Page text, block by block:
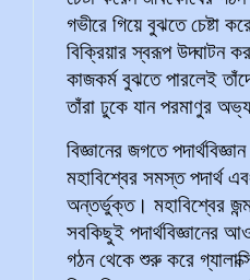
গভীরে গিয়ে বুঝতে চেষ্টা
বিক্রিয়ার স্বরূপ উদ্ঘাটন
কাজকর্ম বুঝতে পারলেই
তাঁরা ঢুকে যান পরমাণুর
বিজ্ঞানের জগতে
মহাবিশ্বের সমস্ত পদার্থ
অন্তর্ভুক্ত। মহাবিশ্বের
সবকিছুই পদার্থবিজ্ঞানের
গঠন থেকে শুরু করে